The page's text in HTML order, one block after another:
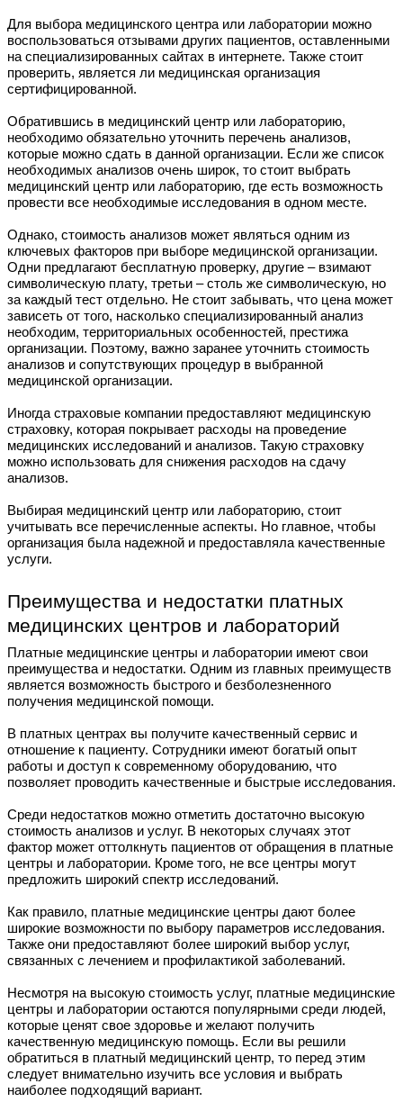
Для выбора медицинского центра или лаборатории можно
воспользоваться отзывами других пациентов, оставленными
на специализированных сайтах в интернете. Также стоит
проверить, является ли медицинская организация
сертифицированной.
Обратившись в медицинский центр или лабораторию,
необходимо обязательно уточнить перечень анализов,
которые можно сдать в данной организации. Если же список
необходимых анализов очень широк, то стоит выбрать
медицинский центр или лабораторию, где есть возможность
провести все необходимые исследования в одном месте.
Однако, стоимость анализов может являться одним из
ключевых факторов при выборе медицинской организации.
Одни предлагают бесплатную проверку, другие – взимают
символическую плату, третьи – столь же символическую, но
за каждый тест отдельно. Не стоит забывать, что цена может
зависеть от того, насколько специализированный анализ
необходим, территориальных особенностей, престижа
организации. Поэтому, важно заранее уточнить стоимость
анализов и сопутствующих процедур в выбранной
медицинской организации.
Иногда страховые компании предоставляют медицинскую
страховку, которая покрывает расходы на проведение
медицинских исследований и анализов. Такую страховку
можно использовать для снижения расходов на сдачу
анализов.
Выбирая медицинский центр или лабораторию, стоит
учитывать все перечисленные аспекты. Но главное, чтобы
организация была надежной и предоставляла качественные
услуги.
Преимущества и недостатки платных
медицинских центров и лабораторий
Платные медицинские центры и лаборатории имеют свои
преимущества и недостатки. Одним из главных преимуществ
является возможность быстрого и безболезненного
получения медицинской помощи.
В платных центрах вы получите качественный сервис и
отношение к пациенту. Сотрудники имеют богатый опыт
работы и доступ к современному оборудованию, что
позволяет проводить качественные и быстрые исследования.
Среди недостатков можно отметить достаточно высокую
стоимость анализов и услуг. В некоторых случаях этот
фактор может оттолкнуть пациентов от обращения в платные
центры и лаборатории. Кроме того, не все центры могут
предложить широкий спектр исследований.
Как правило, платные медицинские центры дают более
широкие возможности по выбору параметров исследования.
Также они предоставляют более широкий выбор услуг,
связанных с лечением и профилактикой заболеваний.
Несмотря на высокую стоимость услуг, платные медицинские
центры и лаборатории остаются популярными среди людей,
которые ценят свое здоровье и желают получить
качественную медицинскую помощь. Если вы решили
обратиться в платный медицинский центр, то перед этим
следует внимательно изучить все условия и выбрать
наиболее подходящий вариант.